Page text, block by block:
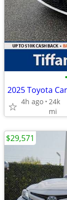
•
4h ago 24k
mi
$29,571